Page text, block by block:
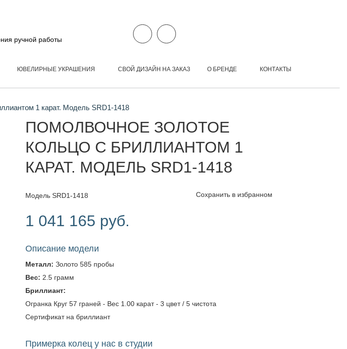
ручной работы
ЮВЕЛИРНЫЕ УКРАШЕНИЯ СВОЙ ДИЗАЙН НА ЗАКАЗ О БРЕНДЕ КОНТАКТЫ
1 карат. Модель SRD1-1418
ПОМОЛВОЧНОЕ ЗОЛОТОЕ
КОЛЬЦО С БРИЛЛИАНТОМ 1
КАРАТ. МОДЕЛЬ SRD1-1418
Модель SRD1-1418 Сохранить в избранном
1 041 165 руб.
Описание модели
Металл: Золото 585 пробы
Вес: 2.5 грамм
Бриллиант:
Огранка Круг 57 граней - Вес 1.00 карат - 3 цвет / 5 чистота
Сертификат на бриллиант
Примерка колец у нас в студии